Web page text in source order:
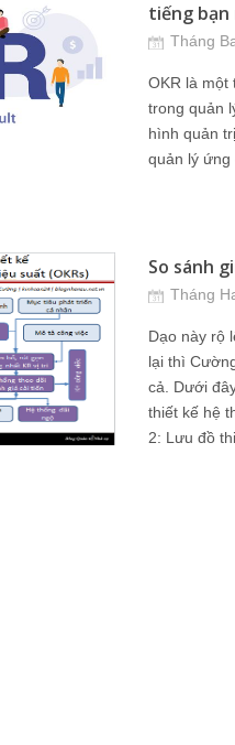
tiếng bạn
Tháng
OKR là một
trong quản
hình quản
quản lý ứng
So sánh
Tháng
Dạo này rộ
lại thì
cả. Dưới
thiết kế hệ
2: Lưu đồ